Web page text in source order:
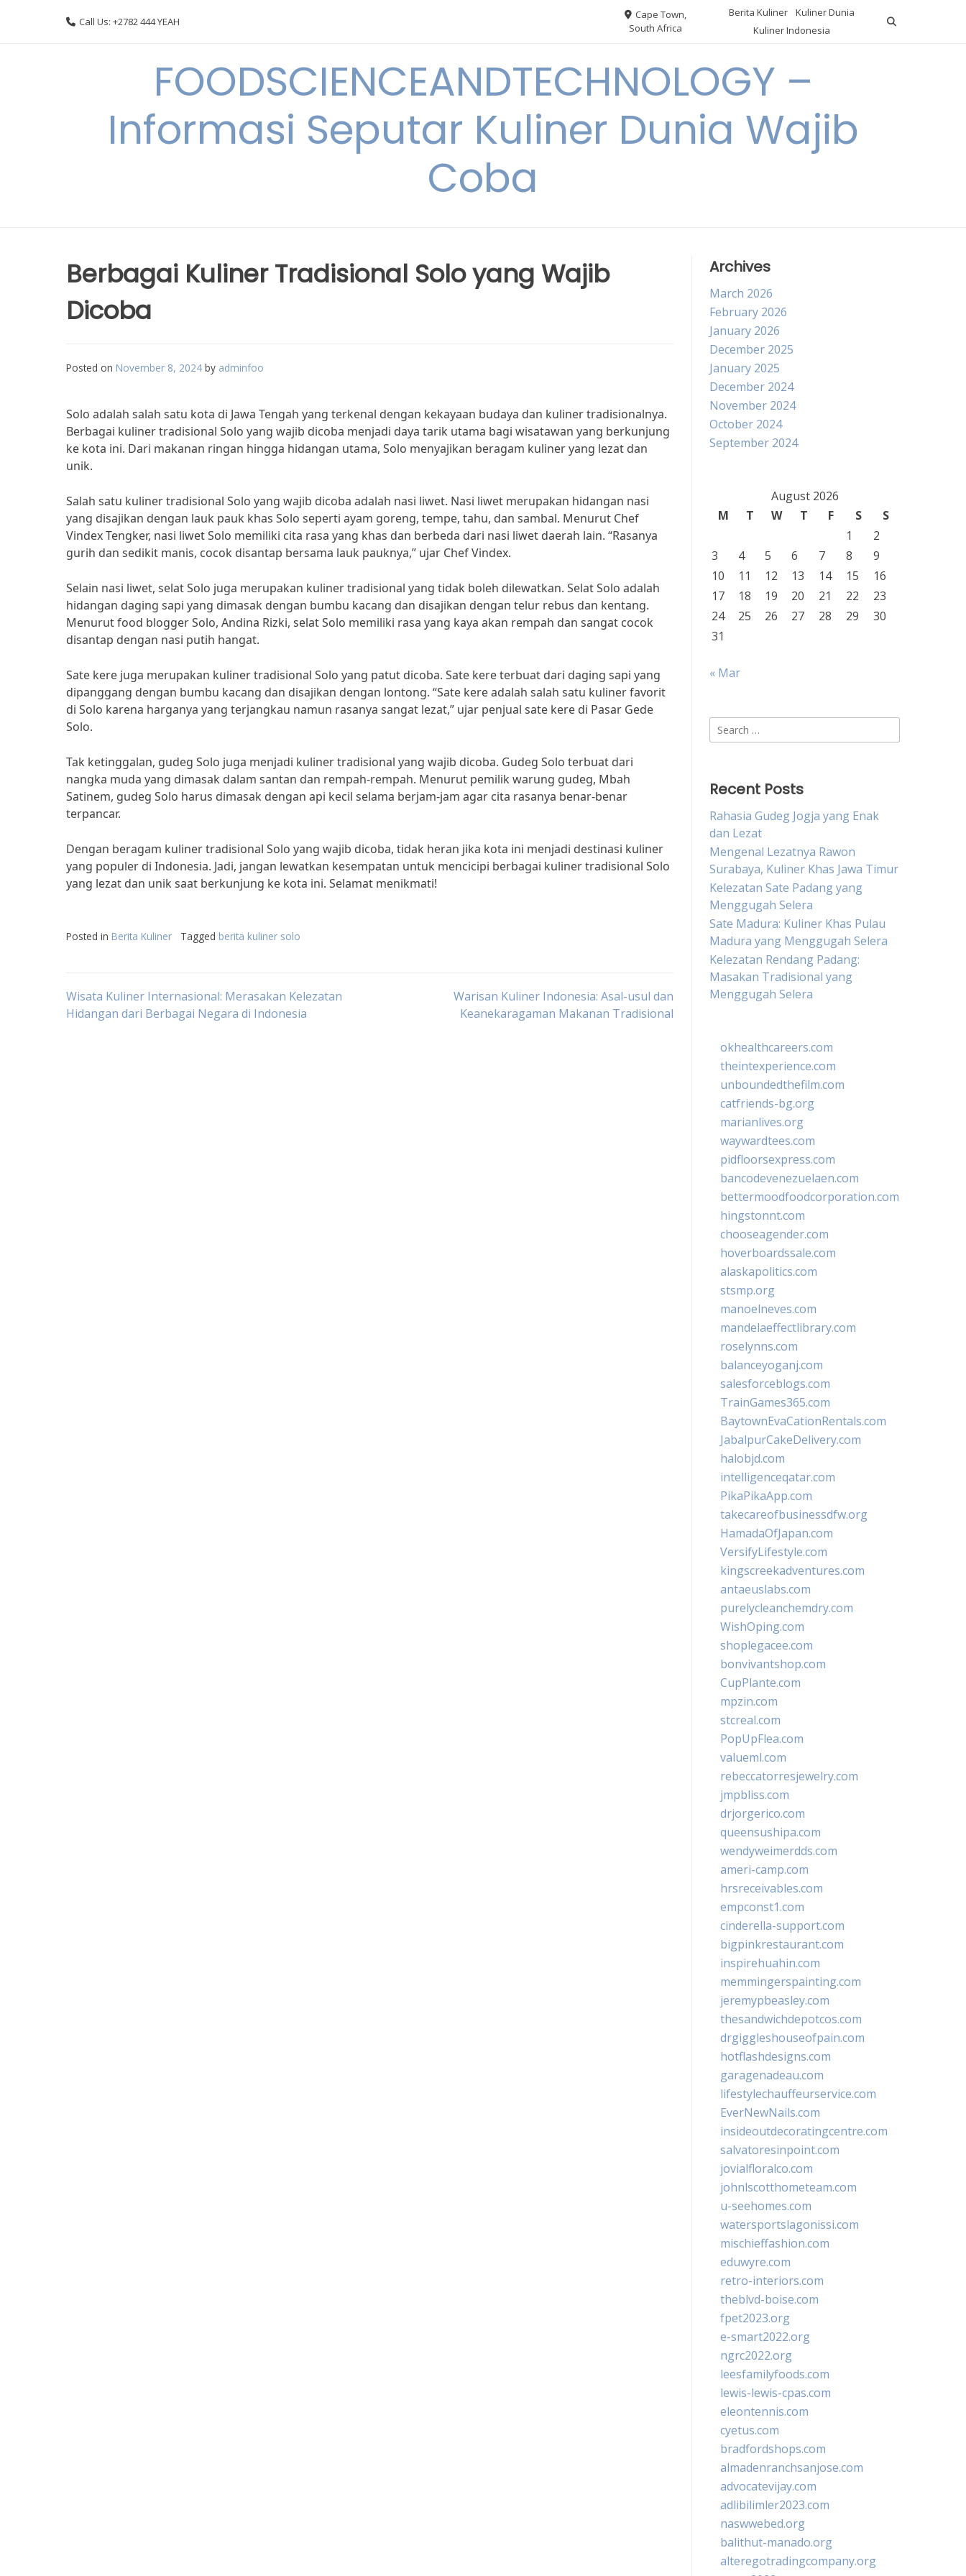
Call Us: +2782 444 YEAH
Cape Town,
South Africa
Berita Kuliner
Kuliner Dunia
Kuliner Indonesia
FOODSCIENCEANDTECHNOLOGY –
Informasi Seputar Kuliner Dunia Wajib
Coba
Berbagai Kuliner Tradisional Solo yang Wajib
Dicoba
Posted on November 8, 2024 by adminfoo
Solo adalah salah satu kota di Jawa Tengah yang terkenal dengan kekayaan budaya dan kuliner tradisionalnya.
Berbagai kuliner tradisional Solo yang wajib dicoba menjadi daya tarik utama bagi wisatawan yang berkunjung
ke kota ini. Dari makanan ringan hingga hidangan utama, Solo menyajikan beragam kuliner yang lezat dan
unik.
Salah satu kuliner tradisional Solo yang wajib dicoba adalah nasi liwet. Nasi liwet merupakan hidangan nasi
yang disajikan dengan lauk pauk khas Solo seperti ayam goreng, tempe, tahu, dan sambal. Menurut Chef
Vindex Tengker, nasi liwet Solo memiliki cita rasa yang khas dan berbeda dari nasi liwet daerah lain. “Rasanya
gurih dan sedikit manis, cocok disantap bersama lauk pauknya,” ujar Chef Vindex.
Selain nasi liwet, selat Solo juga merupakan kuliner tradisional yang tidak boleh dilewatkan. Selat Solo adalah
hidangan daging sapi yang dimasak dengan bumbu kacang dan disajikan dengan telur rebus dan kentang.
Menurut food blogger Solo, Andina Rizki, selat Solo memiliki rasa yang kaya akan rempah dan sangat cocok
disantap dengan nasi putih hangat.
Sate kere juga merupakan kuliner tradisional Solo yang patut dicoba. Sate kere terbuat dari daging sapi yang
dipanggang dengan bumbu kacang dan disajikan dengan lontong. “Sate kere adalah salah satu kuliner favorit
di Solo karena harganya yang terjangkau namun rasanya sangat lezat,” ujar penjual sate kere di Pasar Gede
Solo.
Tak ketinggalan, gudeg Solo juga menjadi kuliner tradisional yang wajib dicoba. Gudeg Solo terbuat dari
nangka muda yang dimasak dalam santan dan rempah-rempah. Menurut pemilik warung gudeg, Mbah
Satinem, gudeg Solo harus dimasak dengan api kecil selama berjam-jam agar cita rasanya benar-benar
terpancar.
Dengan beragam kuliner tradisional Solo yang wajib dicoba, tidak heran jika kota ini menjadi destinasi kuliner
yang populer di Indonesia. Jadi, jangan lewatkan kesempatan untuk mencicipi berbagai kuliner tradisional Solo
yang lezat dan unik saat berkunjung ke kota ini. Selamat menikmati!
Posted in Berita Kuliner Tagged berita kuliner solo
Post
Wisata Kuliner Internasional: Merasakan Kelezatan
Hidangan dari Berbagai Negara di Indonesia
Warisan Kuliner Indonesia: Asal-usul dan
Keanekaragaman Makanan Tradisional
Archives
March 2026
February 2026
January 2026
December 2025
January 2025
December 2024
November 2024
October 2024
September 2024
August 2026
M
T W T F S
S
1
2
3
4 5 6 7 8
9
10
11 12 13 14 15
16
17
18 19 20 21 22
23
24
25 26 27 28 29
30
31
« Mar
Search
for:
Recent Posts
Rahasia Gudeg Jogja yang Enak
dan Lezat
Mengenal Lezatnya Rawon
Surabaya, Kuliner Khas Jawa Timur
Kelezatan Sate Padang yang
Menggugah Selera
Sate Madura: Kuliner Khas Pulau
Madura yang Menggugah Selera
Kelezatan Rendang Padang:
Masakan Tradisional yang
Menggugah Selera
okhealthcareers.com
theintexperience.com
unboundedthefilm.com
catfriends-bg.org
marianlives.org
waywardtees.com
pidfloorsexpress.com
bancodevenezuelaen.com
bettermoodfoodcorporation.com
hingstonnt.com
chooseagender.com
hoverboardssale.com
alaskapolitics.com
stsmp.org
manoelneves.com
mandelaeffectlibrary.com
roselynns.com
balanceyoganj.com
salesforceblogs.com
TrainGames365.com
BaytownEvaCationRentals.com
JabalpurCakeDelivery.com
halobjd.com
intelligenceqatar.com
PikaPikaApp.com
takecareofbusinessdfw.org
HamadaOfJapan.com
VersifyLifestyle.com
kingscreekadventures.com
antaeuslabs.com
purelycleanchemdry.com
WishOping.com
shoplegacee.com
bonvivantshop.com
CupPlante.com
mpzin.com
stcreal.com
PopUpFlea.com
valueml.com
rebeccatorresjewelry.com
jmpbliss.com
drjorgerico.com
queensushipa.com
wendyweimerdds.com
ameri-camp.com
hrsreceivables.com
empconst1.com
cinderella-support.com
bigpinkrestaurant.com
inspirehuahin.com
memmingerspainting.com
jeremypbeasley.com
thesandwichdepotcos.com
drgiggleshouseofpain.com
hotflashdesigns.com
garagenadeau.com
lifestylechauffeurservice.com
EverNewNails.com
insideoutdecoratingcentre.com
salvatoresinpoint.com
jovialfloralco.com
johnlscotthometeam.com
u-seehomes.com
watersportslagonissi.com
mischieffashion.com
eduwyre.com
retro-interiors.com
theblvd-boise.com
fpet2023.org
e-smart2022.org
ngrc2022.org
leesfamilyfoods.com
lewis-lewis-cpas.com
eleontennis.com
cyetus.com
bradfordshops.com
almadenranchsanjose.com
advocatevijay.com
adlibilimler2023.com
naswwebed.org
balithut-manado.org
alteregotradingcompany.org